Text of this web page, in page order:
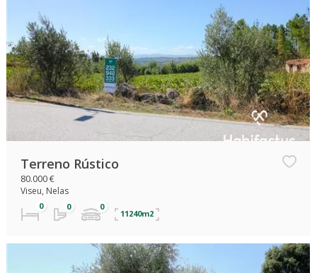
Terreno Rústico
80.000 €
Viseu, Nelas
11240m2